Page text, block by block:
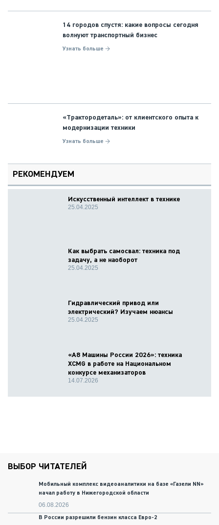
14 городов спустя: какие вопросы сегодня
волнуют транспортный бизнес
Узнать больше →
«Трактородеталь»: от клиентского опыта к
модернизации техники
Узнать больше →
РЕКОМЕНДУЕМ
Искусственный интеллект в технике
25.04.2025
Как выбрать самосвал: техника под
задачу, а не наоборот
25.04.2025
Гидравлический привод или
электрический? Изучаем нюансы
25.04.2025
«А8 Машины России 2026»: техника
XCMG в работе на Национальном
конкурсе механизаторов
14.07.2026
ВЫБОР ЧИТАТЕЛЕЙ
Мобильный комплекс видеоаналитики на базе «Газели NN»
начал работу в Нижегородской области
06.08.2026
В России разрешили бензин класса Евро-2